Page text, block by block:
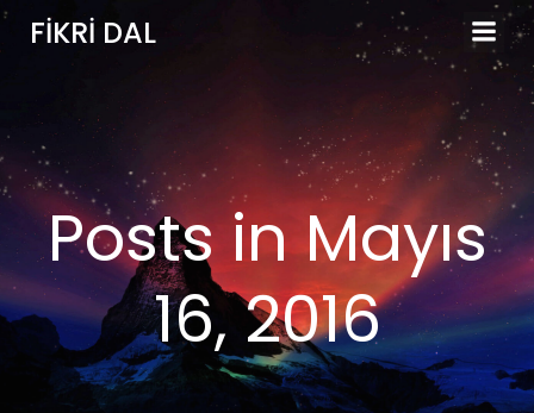
FIKRI DAL
Posts in Mayıs
16, 2016